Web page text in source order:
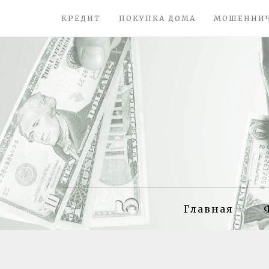
КРЕДИТ ПОКУПКА ДОМА
Главная